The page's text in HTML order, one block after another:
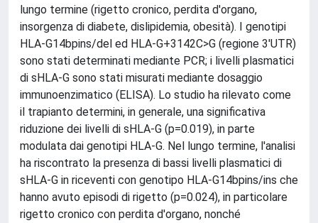
lungo termine (rigetto cronico, perdita d'organo,
insorgenza di diabete, dislipidemia, obesità). I genotipi
HLA-G14bpins/del ed HLA-G+3142C>G (regione 3'UTR)
sono stati determinati mediante PCR; i livelli plasmatici
di sHLA-G sono stati misurati mediante dosaggio
immunoenzimatico (ELISA). Lo studio ha rilevato come
il trapianto determini, in generale, una significativa
riduzione dei livelli di sHLA-G (p=0.019), in parte
modulata dai genotipi HLA-G. Nel lungo termine, l'analisi
ha riscontrato la presenza di bassi livelli plasmatici di
sHLA-G in riceventi con genotipo HLA-G14bpins/ins che
hanno avuto episodi di rigetto (p=0.024), in particolare
rigetto cronico con perdita d'organo, nonché